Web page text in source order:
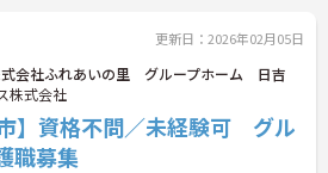
更新日：2026年02月05日
式会社ふれあいの里 グループホーム 日吉
株式会社
市】資格不問／未経験可 グル
職募集